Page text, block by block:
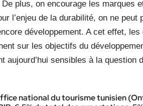
plus, on encourage les marques
l’enjeu de la durabilité, on ne peut
développement. A cet effet,
sur les objectifs du
sensibles à la question
national du tourisme tunisien